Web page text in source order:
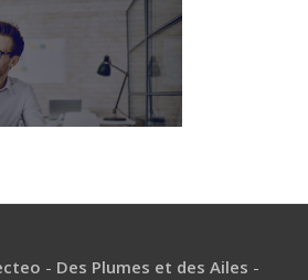
- Des Plumes et des Ailes -